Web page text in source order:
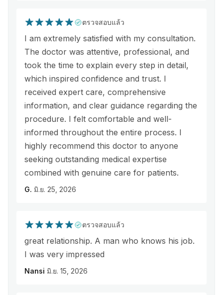
ตรวจสอบแล้ว
I am extremely satisfied with my consultation.
The doctor was attentive, professional, and
took the time to explain every step in detail,
which inspired confidence and trust. I
received expert care, comprehensive
information, and clear guidance regarding the
procedure. I felt comfortable and well-
informed throughout the entire process. I
highly recommend this doctor to anyone
seeking outstanding medical expertise
combined with genuine care for patients.
G. มิ.ย. 25, 2026
ตรวจสอบแล้ว
great relationship. A man who knows his job.
I was very impressed
Nansi มิ.ย. 15, 2026